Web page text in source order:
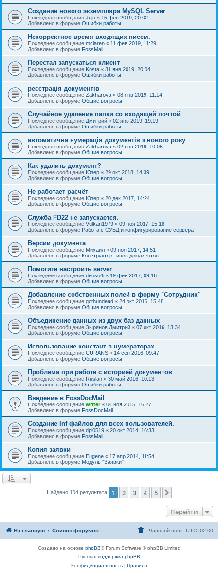
Создание нового экземпляра MySQL Server
Последнее сообщение Jeje « 15 фев 2019, 20:02
Добавлено в форуме Ошибки работы
Некорректное время входящих писем.
Последнее сообщение mclaren « 11 фев 2019, 11:29
Добавлено в форуме FossMail
Перестал запускаться клиент
Последнее сообщение Kosta « 31 янв 2019, 20:04
Добавлено в форуме Ошибки работы
реєстрація документів
Последнее сообщение Zakharova « 08 янв 2019, 11:14
Добавлено в форуме Общие вопросы
Случайное удаление папки со входящей почтой
Последнее сообщение Дмитрий « 02 янв 2019, 19:19
Добавлено в форуме Ошибки работы
автоматична нумерація документів з нового року
Последнее сообщение Zakharova « 02 янв 2019, 10:05
Добавлено в форуме Общие вопросы
Как удалить документ?
Последнее сообщение Юзер « 29 окт 2018, 14:39
Добавлено в форуме Общие вопросы
Не работает расчёт
Последнее сообщение Юзер « 20 дек 2017, 14:24
Добавлено в форуме Общие вопросы
Служба FD22 не запускается.
Последнее сообщение Vulkan1979 « 09 ноя 2017, 15:18
Добавлено в форуме Работа с СУБД и конфигурирование сервера
Версии документа
Последнее сообщение Михаил « 09 ноя 2017, 14:51
Добавлено в форуме Конструктор типов документов
Помогите настроить server
Последнее сообщение denso4i « 19 фев 2017, 09:16
Добавлено в форуме Общие вопросы
Добавление собственных полей в форму "Сотрудник"
Последнее сообщение gothundead « 24 окт 2016, 15:48
Добавлено в форуме Общие вопросы
Объединение данных из двух баз данных
Последнее сообщение Зырянов Дмитрий « 07 окт 2016, 13:34
Добавлено в форуме Общие вопросы
Использование констант в нумераторах
Последнее сообщение CURANS « 14 сен 2016, 09:47
Добавлено в форуме Общие вопросы
Проблема при работе с историей документов
Последнее сообщение Ruslan « 30 май 2016, 10:13
Добавлено в форуме Ошибки работы
Введение в FossDocMail
Последнее сообщение writer« 04 ноя 2015, 16:27
Добавлено в форуме FossDocMail
Создание Inf файлов для всех пользователей.
Последнее сообщение dpi0519 « 20 окт 2014, 16:33
Добавлено в форуме FossMail
Копия заявки
Последнее сообщение Eugene « 17 апр 2014, 11:54
Добавлено в форуме Модуль "Заявки"
Найдено 104 результата 1 2 3 4 5
Перейти
На главную Список форумов Часовой пояс: UTC+02:00
Создано на основе phpBB® Forum Software © phpBB Limited
Русская поддержка phpBB
Конфиденциальность| Правила